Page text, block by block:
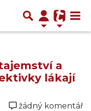
a
lákají
žádný komentář